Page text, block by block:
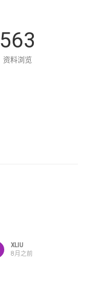
563
资料浏览
XLIU
8月之前